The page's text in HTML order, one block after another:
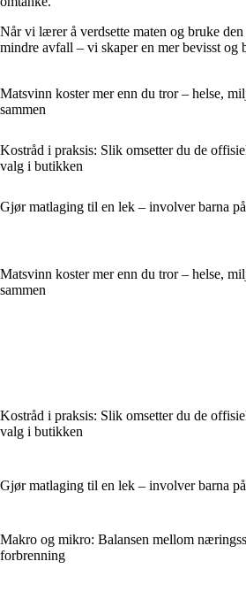
Når vi lærer å verdsette maten og bruke
mindre avfall – vi skaper en mer bevisst og
Matsvinn koster mer enn du tror – helse,
sammen
Kostråd i praksis: Slik omsetter du de
valg i butikken
Gjør matlaging til en lek – involver barna
Matsvinn koster mer enn du tror – helse,
sammen
Kostråd i praksis: Slik omsetter du de
valg i butikken
Gjør matlaging til en lek – involver barna
Makro og mikro: Balansen mellom
forbrenning